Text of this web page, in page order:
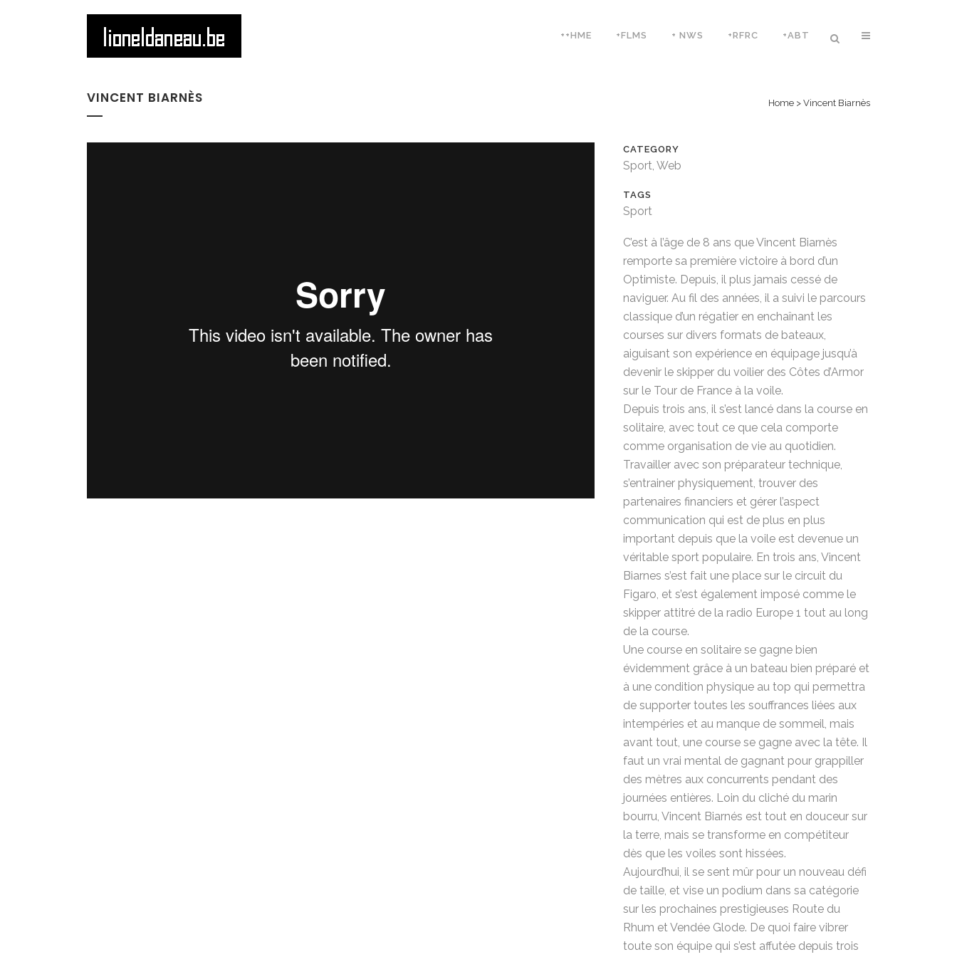
++HME +FLMS + NWS +RFRC +ABT
VINCENT BIARNÈS Home > Vincent Biarnès
CATEGORY
Sport, Web
TAGS
Sport
C’est à l’âge de 8 ans que Vincent Biarnès
remporte sa première victoire à bord d’un
Optimiste. Depuis, il plus jamais cessé de
naviguer. Au fil des années, il a suivi le parcours
classique d’un régatier en enchaînant les
courses sur divers formats de bateaux,
aiguisant son expérience en équipage jusqu’à
devenir le skipper du voilier des Côtes d’Armor
sur le Tour de France à la voile.
Depuis trois ans, il s’est lancé dans la course en
solitaire, avec tout ce que cela comporte
comme organisation de vie au quotidien.
Travailler avec son préparateur technique,
s’entrainer physiquement, trouver des
partenaires financiers et gérer l’aspect
communication qui est de plus en plus
important depuis que la voile est devenue un
véritable sport populaire. En trois ans, Vincent
Biarnes s’est fait une place sur le circuit du
Figaro, et s’est également imposé comme le
skipper attitré de la radio Europe 1 tout au long
de la course.
Une course en solitaire se gagne bien
évidemment grâce à un bateau bien préparé et
à une condition physique au top qui permettra
de supporter toutes les souffrances liées aux
intempéries et au manque de sommeil, mais
avant tout, une course se gagne avec la tête. Il
faut un vrai mental de gagnant pour grappiller
des mètres aux concurrents pendant des
journées entières. Loin du cliché du marin
bourru, Vincent Biarnés est tout en douceur sur
la terre, mais se transforme en compétiteur
dès que les voiles sont hissées.
Aujourd’hui, il se sent mûr pour un nouveau défi
de taille, et vise un podium dans sa catégorie
sur les prochaines prestigieuses Route du
Rhum et Vendée Glode. De quoi faire vibrer
toute son équipe qui s’est affutée depuis trois